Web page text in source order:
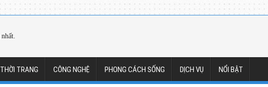
THỜI TRANG CÔNG NGHỆ PHONG CÁCH SỐNG DỊCH VỤ NỔI BẬT